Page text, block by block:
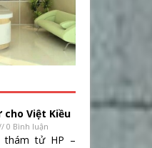
Việt Kiều
0 Bình luận
thám tử HP –